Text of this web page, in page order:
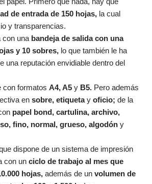
de entrada de 150 hojas, la cual
y transparencias.
con una bandeja de salida con una
y 10 sobres, lo que también le ha
una reputación envidiable dentro del
con formatos A4, A5 y B5. Pero además
en sobre, etiquetay oficio; de la
papel bond, cartulina, archivo,
fino, normal, grueso, algodón y
dispone de un sistema de impresión
con un ciclo de trabajo al mes que
hojas, además de un volumen de